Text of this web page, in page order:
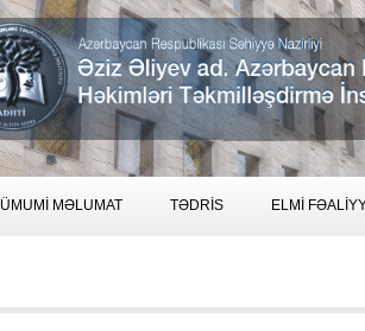
ÜMUMİ MƏLUMAT TƏDRİS ELMİ